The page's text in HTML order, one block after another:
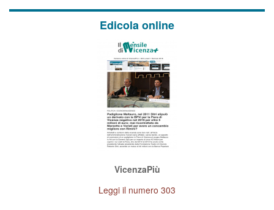
Edicola online
VicenzaPiù
Leggi il numero 303